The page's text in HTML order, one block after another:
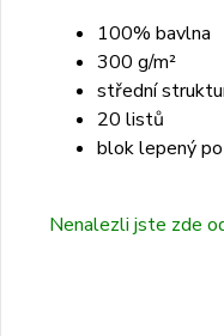
100% bavlna
300 g/m²
střední
20 listů
blok lepený
Nenalezli jste zde